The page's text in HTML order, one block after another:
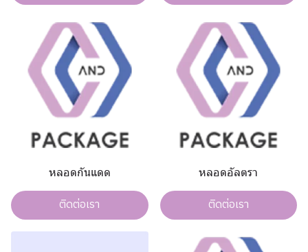
หลอดกันแดด
ติดต่อเรา
หลอดอัลตรา
ติดต่อเรา